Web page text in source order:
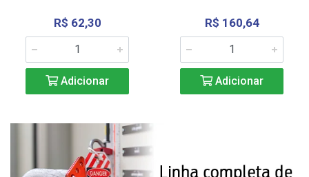
R$ 62,30
Adicionar
R$ 160,64
Adicionar